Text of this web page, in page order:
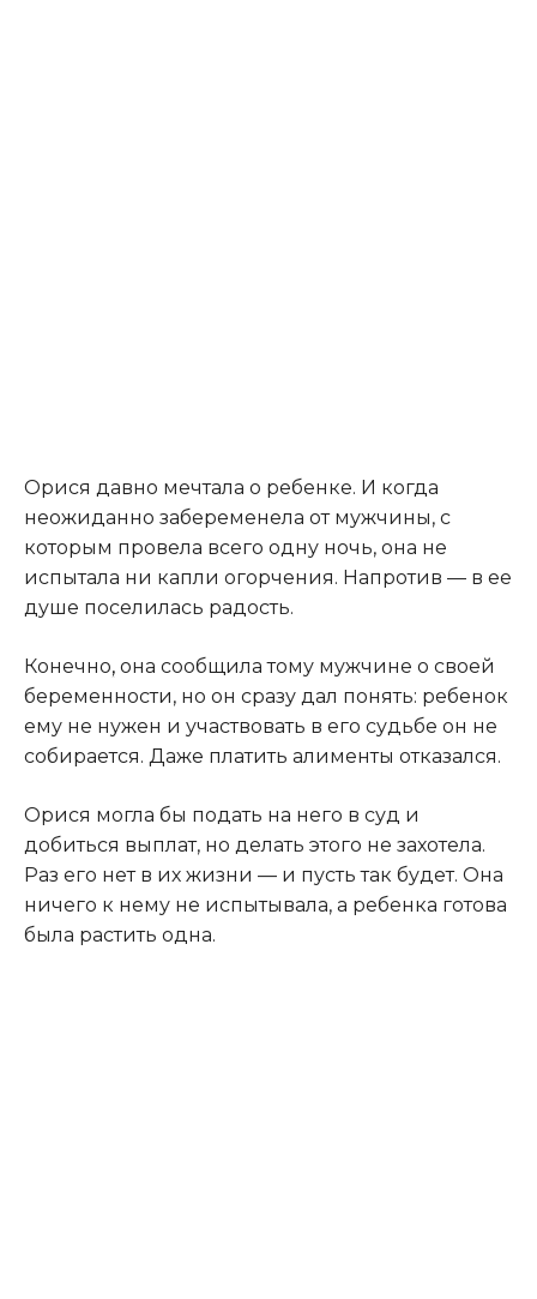
Орися давно мечтала о ребенке. И когда
неожиданно забеременела от мужчины, с
которым провела всего одну ночь, она не
испытала ни капли огорчения. Напротив — в ее
душе поселилась радость.
Конечно, она сообщила тому мужчине о своей
беременности, но он сразу дал понять: ребенок
ему не нужен и участвовать в его судьбе он не
собирается. Даже платить алименты отказался.
Орися могла бы подать на него в суд и
добиться выплат, но делать этого не захотела.
Раз его нет в их жизни — и пусть так будет. Она
ничего к нему не испытывала, а ребенка готова
была растить одна.